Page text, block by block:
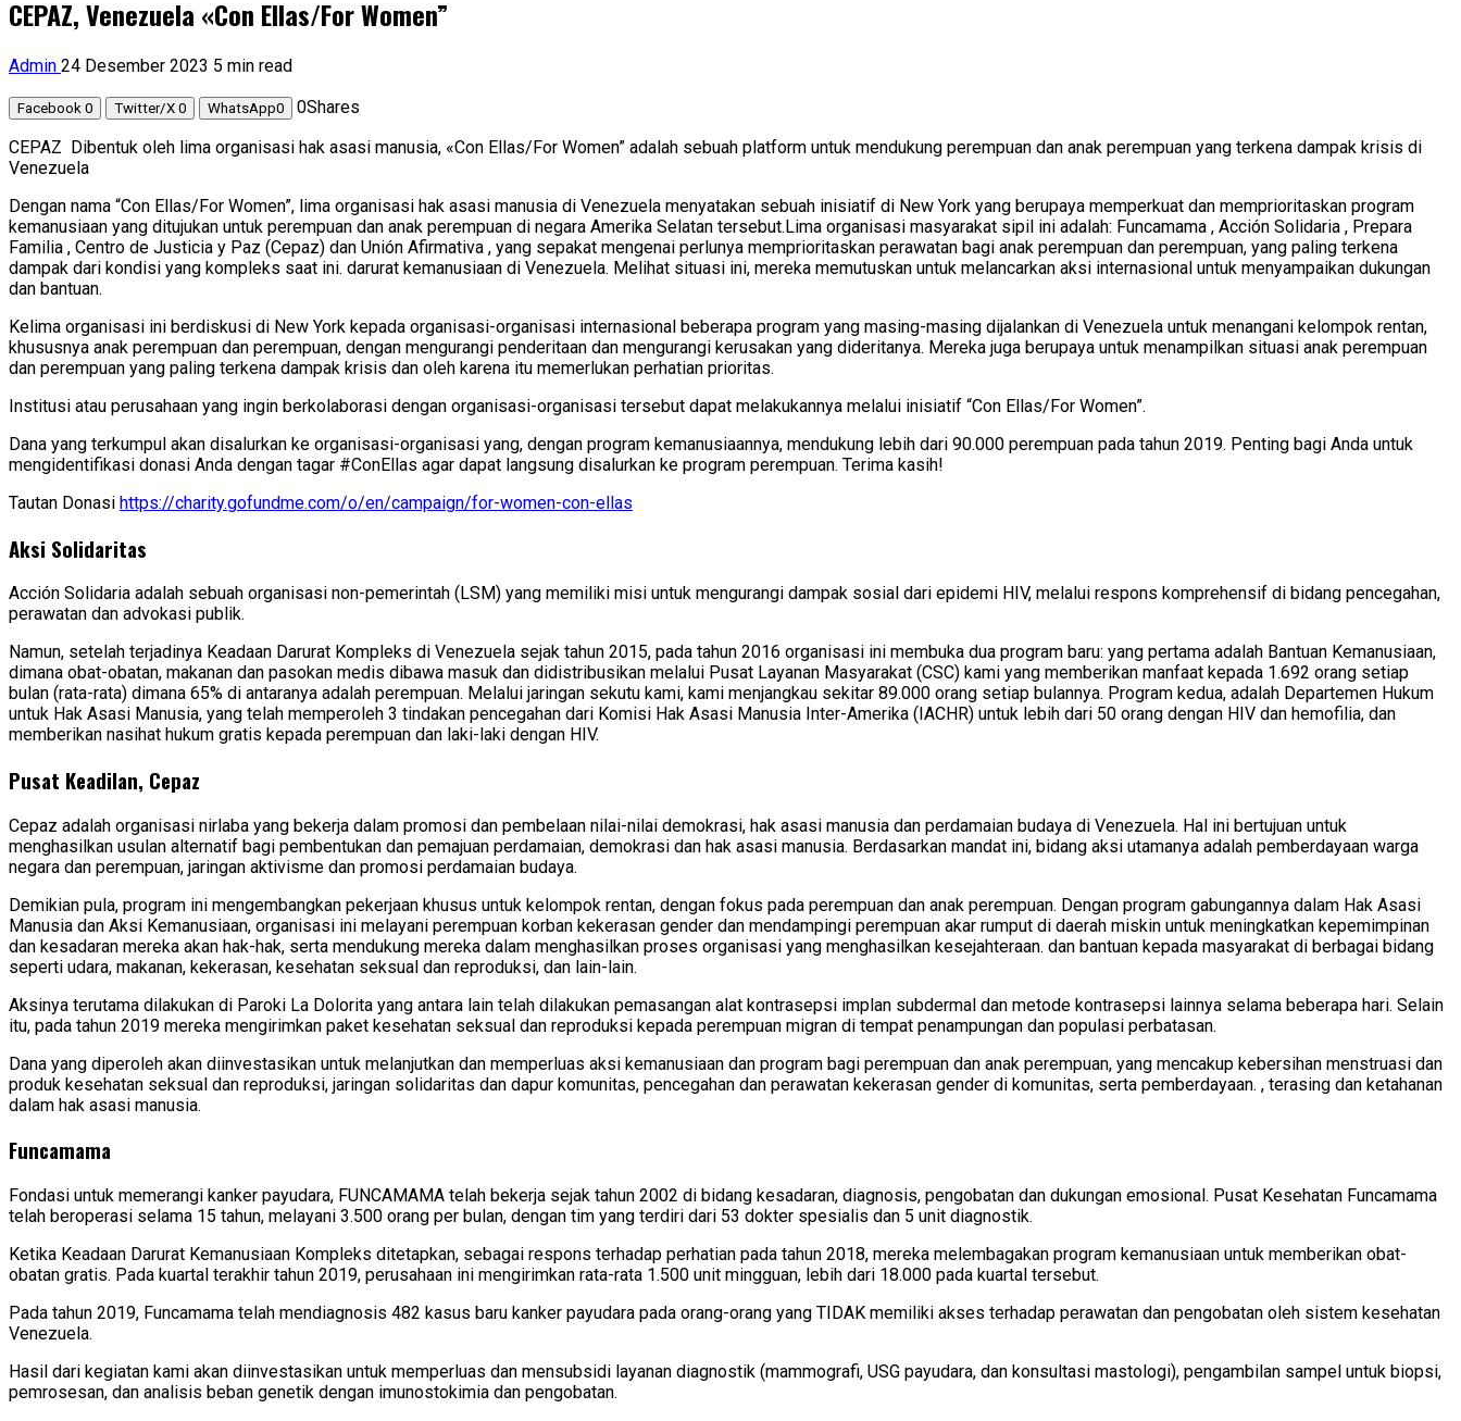
CEPAZ, Venezuela «Con Ellas/For Women”
Admin 24 Desember 2023 5 min read
Facebook 0 Twitter/X 0 WhatsApp0 0Shares
CEPAZ Dibentuk oleh lima organisasi hak asasi manusia, «Con Ellas/For Women” adalah sebuah platform untuk mendukung perempuan dan anak perempuan yang terkena dampak krisis di
Venezuela
Dengan nama “Con Ellas/For Women”, lima organisasi hak asasi manusia di Venezuela menyatakan sebuah inisiatif di New York yang berupaya memperkuat dan memprioritaskan program
kemanusiaan yang ditujukan untuk perempuan dan anak perempuan di negara Amerika Selatan tersebut.Lima organisasi masyarakat sipil ini adalah: Funcamama , Acción Solidaria , Prepara
Familia , Centro de Justicia y Paz (Cepaz) dan Unión Afirmativa , yang sepakat mengenai perlunya memprioritaskan perawatan bagi anak perempuan dan perempuan, yang paling terkena
dampak dari kondisi yang kompleks saat ini. darurat kemanusiaan di Venezuela. Melihat situasi ini, mereka memutuskan untuk melancarkan aksi internasional untuk menyampaikan dukungan
dan bantuan.
Kelima organisasi ini berdiskusi di New York kepada organisasi-organisasi internasional beberapa program yang masing-masing dijalankan di Venezuela untuk menangani kelompok rentan,
khususnya anak perempuan dan perempuan, dengan mengurangi penderitaan dan mengurangi kerusakan yang dideritanya. Mereka juga berupaya untuk menampilkan situasi anak perempuan
dan perempuan yang paling terkena dampak krisis dan oleh karena itu memerlukan perhatian prioritas.
Institusi atau perusahaan yang ingin berkolaborasi dengan organisasi-organisasi tersebut dapat melakukannya melalui inisiatif “Con Ellas/For Women”.
Dana yang terkumpul akan disalurkan ke organisasi-organisasi yang, dengan program kemanusiaannya, mendukung lebih dari 90.000 perempuan pada tahun 2019. Penting bagi Anda untuk
mengidentifikasi donasi Anda dengan tagar #ConEllas agar dapat langsung disalurkan ke program perempuan. Terima kasih!
Tautan Donasi https://charity.gofundme.com/o/en/campaign/for-women-con-ellas
Aksi Solidaritas
Acción Solidaria adalah sebuah organisasi non-pemerintah (LSM) yang memiliki misi untuk mengurangi dampak sosial dari epidemi HIV, melalui respons komprehensif di bidang pencegahan,
perawatan dan advokasi publik.
Namun, setelah terjadinya Keadaan Darurat Kompleks di Venezuela sejak tahun 2015, pada tahun 2016 organisasi ini membuka dua program baru: yang pertama adalah Bantuan Kemanusiaan,
dimana obat-obatan, makanan dan pasokan medis dibawa masuk dan didistribusikan melalui Pusat Layanan Masyarakat (CSC) kami yang memberikan manfaat kepada 1.692 orang setiap
bulan (rata-rata) dimana 65% di antaranya adalah perempuan. Melalui jaringan sekutu kami, kami menjangkau sekitar 89.000 orang setiap bulannya. Program kedua, adalah Departemen Hukum
untuk Hak Asasi Manusia, yang telah memperoleh 3 tindakan pencegahan dari Komisi Hak Asasi Manusia Inter-Amerika (IACHR) untuk lebih dari 50 orang dengan HIV dan hemofilia, dan
memberikan nasihat hukum gratis kepada perempuan dan laki-laki dengan HIV.
Pusat Keadilan, Cepaz
Cepaz adalah organisasi nirlaba yang bekerja dalam promosi dan pembelaan nilai-nilai demokrasi, hak asasi manusia dan perdamaian budaya di Venezuela. Hal ini bertujuan untuk
menghasilkan usulan alternatif bagi pembentukan dan pemajuan perdamaian, demokrasi dan hak asasi manusia. Berdasarkan mandat ini, bidang aksi utamanya adalah pemberdayaan warga
negara dan perempuan, jaringan aktivisme dan promosi perdamaian budaya.
Demikian pula, program ini mengembangkan pekerjaan khusus untuk kelompok rentan, dengan fokus pada perempuan dan anak perempuan. Dengan program gabungannya dalam Hak Asasi
Manusia dan Aksi Kemanusiaan, organisasi ini melayani perempuan korban kekerasan gender dan mendampingi perempuan akar rumput di daerah miskin untuk meningkatkan kepemimpinan
dan kesadaran mereka akan hak-hak, serta mendukung mereka dalam menghasilkan proses organisasi yang menghasilkan kesejahteraan. dan bantuan kepada masyarakat di berbagai bidang
seperti udara, makanan, kekerasan, kesehatan seksual dan reproduksi, dan lain-lain.
Aksinya terutama dilakukan di Paroki La Dolorita yang antara lain telah dilakukan pemasangan alat kontrasepsi implan subdermal dan metode kontrasepsi lainnya selama beberapa hari. Selain
itu, pada tahun 2019 mereka mengirimkan paket kesehatan seksual dan reproduksi kepada perempuan migran di tempat penampungan dan populasi perbatasan.
Dana yang diperoleh akan diinvestasikan untuk melanjutkan dan memperluas aksi kemanusiaan dan program bagi perempuan dan anak perempuan, yang mencakup kebersihan menstruasi dan
produk kesehatan seksual dan reproduksi, jaringan solidaritas dan dapur komunitas, pencegahan dan perawatan kekerasan gender di komunitas, serta pemberdayaan. , terasing dan ketahanan
dalam hak asasi manusia.
Funcamama
Fondasi untuk memerangi kanker payudara, FUNCAMAMA telah bekerja sejak tahun 2002 di bidang kesadaran, diagnosis, pengobatan dan dukungan emosional. Pusat Kesehatan Funcamama
telah beroperasi selama 15 tahun, melayani 3.500 orang per bulan, dengan tim yang terdiri dari 53 dokter spesialis dan 5 unit diagnostik.
Ketika Keadaan Darurat Kemanusiaan Kompleks ditetapkan, sebagai respons terhadap perhatian pada tahun 2018, mereka melembagakan program kemanusiaan untuk memberikan obat-
obatan gratis. Pada kuartal terakhir tahun 2019, perusahaan ini mengirimkan rata-rata 1.500 unit mingguan, lebih dari 18.000 pada kuartal tersebut.
Pada tahun 2019, Funcamama telah mendiagnosis 482 kasus baru kanker payudara pada orang-orang yang TIDAK memiliki akses terhadap perawatan dan pengobatan oleh sistem kesehatan
Venezuela.
Hasil dari kegiatan kami akan diinvestasikan untuk memperluas dan mensubsidi layanan diagnostik (mammografi, USG payudara, dan konsultasi mastologi), pengambilan sampel untuk biopsi,
pemrosesan, dan analisis beban genetik dengan imunostokimia dan pengobatan.